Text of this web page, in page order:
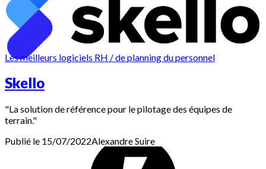
Les meilleurs logiciels RH / de planning du personnel
Skello
"La solution de référence pour le pilotage des équipes de
terrain."
Publié le 15/07/2022AlexandreSuire